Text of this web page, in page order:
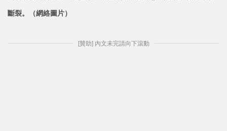
斷裂。（網絡圖片）
[贊助] 內文未完請向下滾動